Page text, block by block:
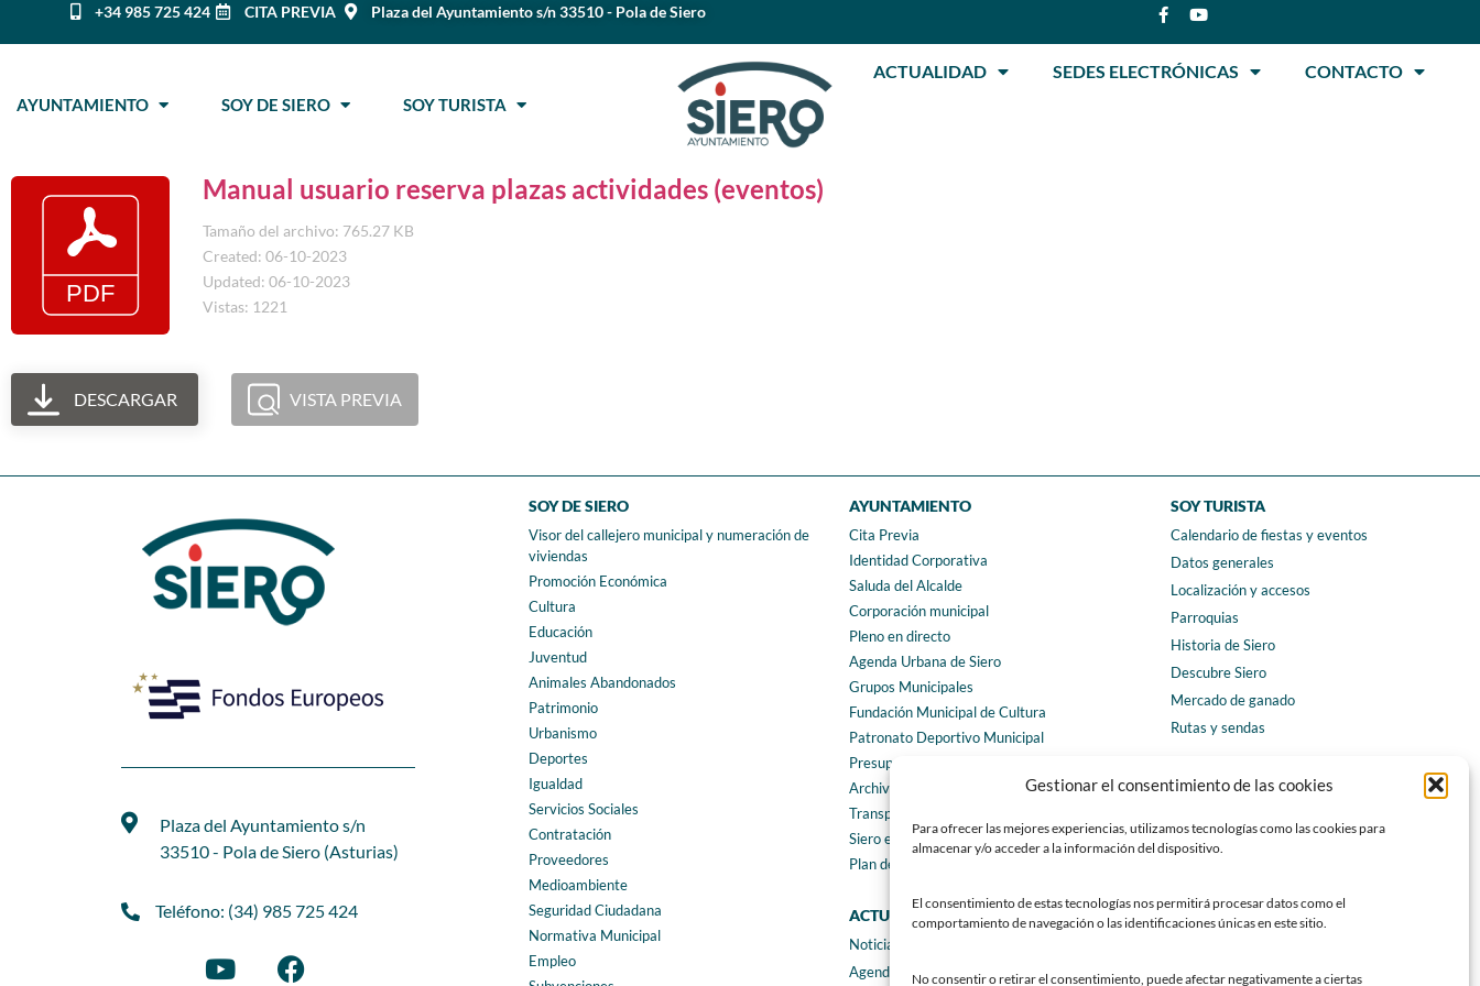
Gestionar el consentimiento de las cookies
Para ofrecer las mejores experiencias, utilizamos tecnologías como las cookies para
almacenar y/o acceder a la información del dispositivo.
El consentimiento de estas tecnologías nos permitirá procesar datos como el
comportamiento de navegación o las identificaciones únicas en este sitio.
No consentir o retirar el consentimiento, puede afectar negativamente a ciertas
+34 985 725 424 CITA PREVIA Plaza del Ayuntamiento s/n 33510 - Pola de Siero
AYUNTAMIENTO SOY DE SIERO SOY TURISTA
ACTUALIDAD SEDES ELECTRÓNICAS CONTACTO
Manual usuario reserva plazas actividades (eventos)
Tamaño del archivo: 765.27 KB
Created: 06-10-2023
Updated: 06-10-2023
Vistas: 1221
DESCARGAR VISTA PREVIA
Plaza del Ayuntamiento s/n
33510 - Pola de Siero (Asturias)
Teléfono: (34) 985 725 424
SOY DE SIERO
Visor del callejero municipal y numeración de
viviendas
Promoción Económica
Cultura
Educación
Juventud
Animales Abandonados
Patrimonio
Urbanismo
Deportes
Igualdad
Servicios Sociales
Contratación
Proveedores
Medioambiente
Seguridad Ciudadana
Normativa Municipal
Empleo
AYUNTAMIENTO
Cita Previa
Identidad Corporativa
Saluda del Alcalde
Corporación municipal
Pleno en directo
Agenda Urbana de Siero
Grupos Municipales
Fundación Municipal de Cultura
Patronato Deportivo Municipal
Presupuestos municipales
Archivo municipal
Transparencia
Siero en Cifras
Plan de igualdad
ACTUALIDAD
Noticias
Agenda
SOY TURISTA
Calendario de fiestas y eventos
Datos generales
Localización y accesos
Parroquias
Historia de Siero
Descubre Siero
Mercado de ganado
Rutas y sendas
CONTACTO
Teléfonos de interés
Formulario de contacto